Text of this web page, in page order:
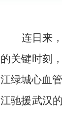
连日来
的关键时刻
江绿城心血
江驰援武汉